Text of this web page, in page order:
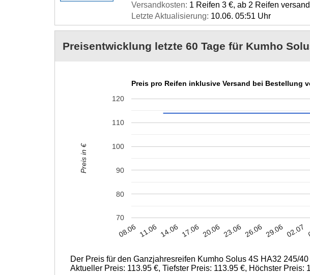
Versandkosten: 1 Reifen 3 €, ab 2 Reifen
Letzte Aktualisierung: 10.06. 05:51 Uhr
Preisentwicklung letzte 60 Tage für Kumho
Preis pro Reifen inklusive Versand bei Bestellung
08.06 11.06 14.06 17.06 20.06 23.06 26.06 29.06 02.07
70
80
90
100
110
120
Preis in €
Der Preis für den Ganzjahresreifen Kumho Solus 4S HA32 245/
Aktueller Preis: 113.95 €, Tiefster Preis: 113.95 €, Höchster Preis: